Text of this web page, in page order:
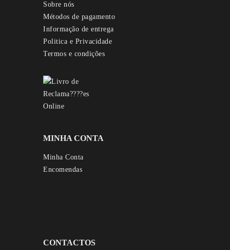
Sobre nós
Métodos de pagamento
Informação de entrega
Politica e Privacidade
Termos e condições
MINHA CONTA
Minha Conta
Encomendas
CONTACTOS